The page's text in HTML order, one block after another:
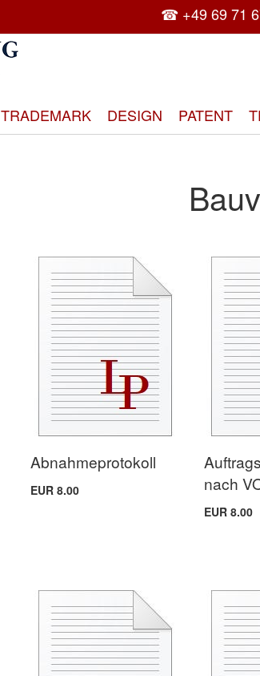
☎ +49 69 71
TRADEMARK DESIGN PATENT
Abnahmeprotokoll
EUR 8.00
nach
EUR 8.00